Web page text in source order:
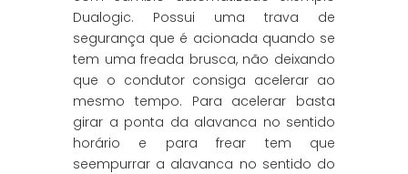
Dualogic. Possui uma trava de
segurança que é acionada quando se
tem uma freada brusca, não deixando
que o condutor consiga acelerar ao
mesmo tempo. Para acelerar basta
girar a ponta da alavanca no sentido
horário e para frear tem que
seempurrar a alavanca no sentido do